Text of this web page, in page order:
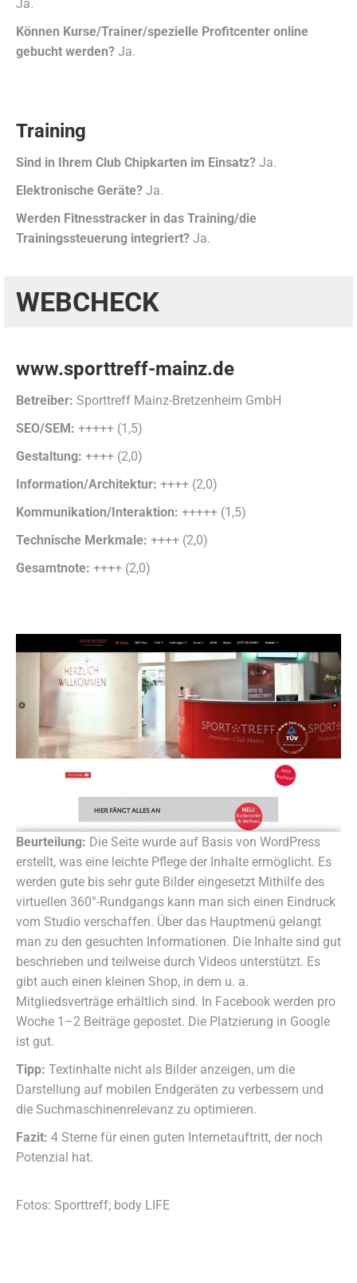
Ja.
Können Kurse/Trainer/spezielle Profitcenter online
gebucht werden? Ja.
Training
Sind in Ihrem Club Chipkarten im Einsatz? Ja.
Elektronische Geräte? Ja.
Werden Fitnesstracker in das Training/die
Trainingssteuerung integriert? Ja.
WEBCHECK
www.sporttreff-mainz.de
Betreiber: Sporttreff Mainz-Bretzenheim GmbH
SEO/SEM: +++++ (1,5)
Gestaltung: ++++ (2,0)
Information/Architektur: ++++ (2,0)
Kommunikation/Interaktion: +++++ (1,5)
Technische Merkmale: ++++ (2,0)
Gesamtnote: ++++ (2,0)
Beurteilung: Die Seite wurde auf Basis von WordPress
erstellt, was eine leichte Pflege der Inhalte ermöglicht. Es
werden gute bis sehr gute Bilder eingesetzt Mithilfe des
virtuellen 360°-Rundgangs kann man sich einen Eindruck
vom Studio verschaffen. Über das Hauptmenü gelangt
man zu den gesuchten Informationen. Die Inhalte sind gut
beschrieben und teilweise durch Videos unterstützt. Es
gibt auch einen kleinen Shop, in dem u. a.
Mitgliedsverträge erhältlich sind. In Facebook werden pro
Woche 1–2 Beiträge gepostet. Die Platzierung in Google
ist gut.
Tipp: Textinhalte nicht als Bilder anzeigen, um die
Darstellung auf mobilen Endgeräten zu verbessern und
die Suchmaschinenrelevanz zu optimieren.
Fazit: 4 Sterne für einen guten Internetauftritt, der noch
Potenzial hat.
Fotos: Sporttreff; body LIFE